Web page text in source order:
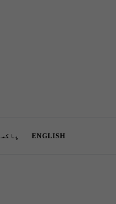
ENGLISH